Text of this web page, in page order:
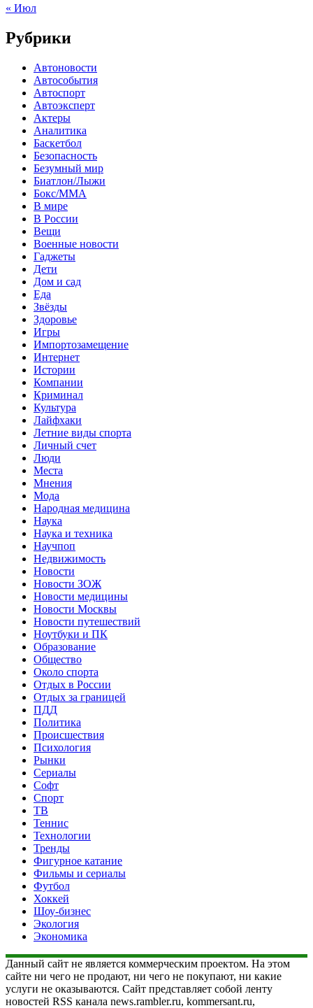
« Июл
Рубрики
Автоновости
Автособытия
Автоспорт
Автоэксперт
Актеры
Аналитика
Баскетбол
Безопасность
Безумный мир
Биатлон/Лыжи
Бокс/MMA
В мире
В России
Вещи
Военные новости
Гаджеты
Дети
Дом и сад
Еда
Звёзды
Здоровье
Игры
Импортозамещение
Интернет
Истории
Компании
Криминал
Культура
Лайфхаки
Летние виды спорта
Личный счет
Люди
Места
Мнения
Мода
Народная медицина
Наука
Наука и техника
Научпоп
Недвижимость
Новости
Новости ЗОЖ
Новости медицины
Новости Москвы
Новости путешествий
Ноутбуки и ПК
Образование
Общество
Около спорта
Отдых в России
Отдых за границей
ПДД
Политика
Происшествия
Психология
Рынки
Сериалы
Софт
Спорт
ТВ
Теннис
Технологии
Тренды
Фигурное катание
Фильмы и сериалы
Футбол
Хоккей
Шоу-бизнес
Экология
Экономика
Данный сайт не является коммерческим проектом. На этом
сайте ни чего не продают, ни чего не покупают, ни какие
услуги не оказываются. Сайт представляет собой ленту
новостей RSS канала news.rambler.ru, kommersant.ru,